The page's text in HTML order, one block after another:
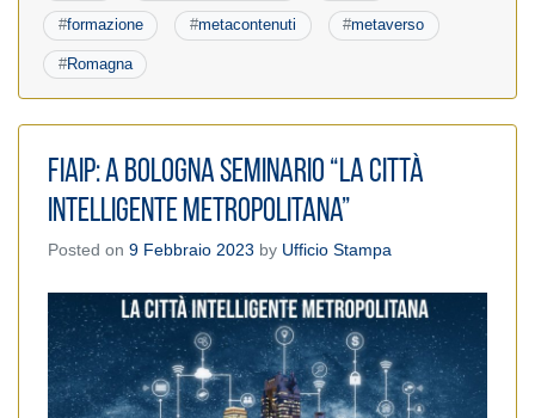
#formazione #metacontenuti #metaverso
#Romagna
Fiaip: A Bologna Seminario “La Città
Intelligente Metropolitana”
Posted on 9 Febbraio 2023 by Ufficio Stampa